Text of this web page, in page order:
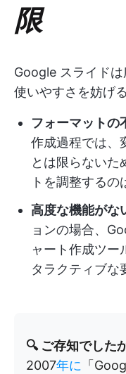
限
Google スライド
使いやすさを妨げ
フォーマットの
作成過程では、
とは限らないた
トを調整するの
高度な機能がな
ョンの場合、
ャート作成ツー
タラクティブな
🔍 ご存知でした
2007年に 「